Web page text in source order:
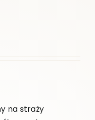
na straży